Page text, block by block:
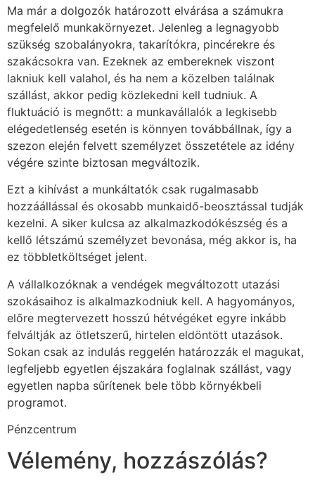
Ma már a dolgozók határozott elvárása a számukra
megfelelő munkakörnyezet. Jelenleg a legnagyobb
szükség szobalányokra, takarítókra, pincérekre és
szakácsokra van. Ezeknek az embereknek viszont
lakniuk kell valahol, és ha nem a közelben találnak
szállást, akkor pedig közlekedni kell tudniuk. A
fluktuáció is megnőtt: a munkavállalók a legkisebb
elégedetlenség esetén is könnyen továbbállnak, így a
szezon elején felvett személyzet összetétele az idény
végére szinte biztosan megváltozik.
Ezt a kihívást a munkáltatók csak rugalmasabb
hozzáállással és okosabb munkaidő-beosztással tudják
kezelni. A siker kulcsa az alkalmazkodókészség és a
kellő létszámú személyzet bevonása, még akkor is, ha
ez többletköltséget jelent.
A vállalkozóknak a vendégek megváltozott utazási
szokásaihoz is alkalmazkodniuk kell. A hagyományos,
előre megtervezett hosszú hétvégéket egyre inkább
felváltják az ötletszerű, hirtelen eldöntött utazások.
Sokan csak az indulás reggelén határozzák el magukat,
legfeljebb egyetlen éjszakára foglalnak szállást, vagy
egyetlen napba sűrítenek bele több környékbeli
programot.
Pénzcentrum
Vélemény, hozzászólás?